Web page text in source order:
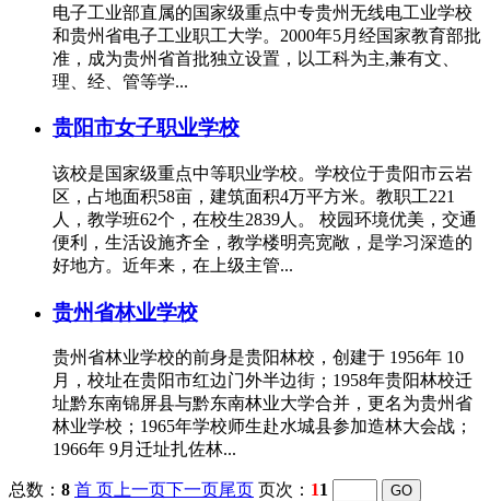
电子工业部直属的国家级重点中专贵州无线电工业学校
和贵州省电子工业职工大学。2000年5月经国家教育部批
准，成为贵州省首批独立设置，以工科为主,兼有文、
理、经、管等学...
贵阳市女子职业学校
该校是国家级重点中等职业学校。学校位于贵阳市云岩
区，占地面积58亩，建筑面积4万平方米。教职工221
人，教学班62个，在校生2839人。 校园环境优美，交通
便利，生活设施齐全，教学楼明亮宽敞，是学习深造的
好地方。近年来，在上级主管...
贵州省林业学校
贵州省林业学校的前身是贵阳林校，创建于 1956年 10
月，校址在贵阳市红边门外半边街；1958年贵阳林校迁
址黔东南锦屏县与黔东南林业大学合并，更名为贵州省
林业学校；1965年学校师生赴水城县参加造林大会战；
1966年 9月迁址扎佐林...
总数： 8 首 页上一页 下一页 尾页 页次： 11